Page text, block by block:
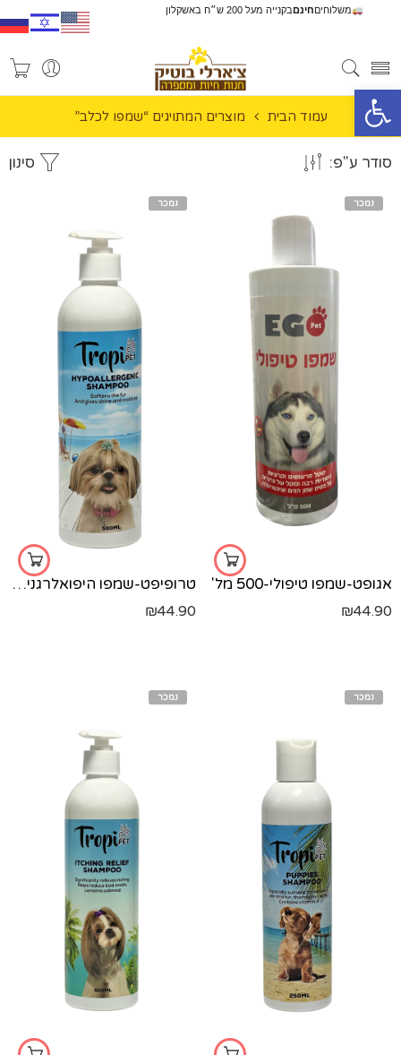
פתח סרגל נגישות
משלוחיםחינםבקנייה מעל 200 ש״ח באשקלון
עמוד הבית מוצרים המתויגים “שמפו לכלב”
סינון סודר ע"פ:
נמכר
אגופט-שמפו טיפולי-500 מל'
₪44.90
נמכר
טרופיפט-שמפו היפואלרגני-500 מל'
₪44.90
נמכר נמכר